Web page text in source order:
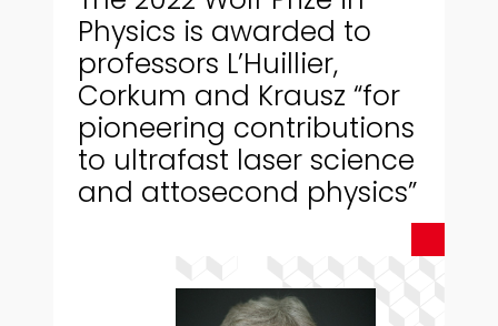
Physics is awarded to
professors L’Huillier,
Corkum and Krausz “for
pioneering contributions
to ultrafast laser science
and attosecond physics”